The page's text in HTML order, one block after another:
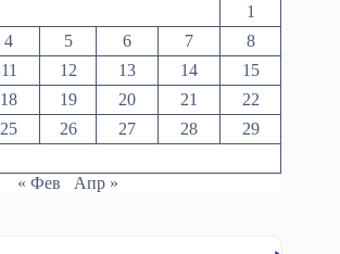
1
4 5 6 7
8
11 12 13 14
15
18 19 20 21
22
25 26 27 28
29
« Фев
Апр »